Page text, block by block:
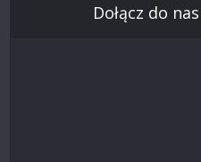
Dołącz do